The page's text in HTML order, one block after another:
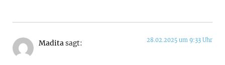
Maditasagt: 28.02.2025 um 9:33 Uhr